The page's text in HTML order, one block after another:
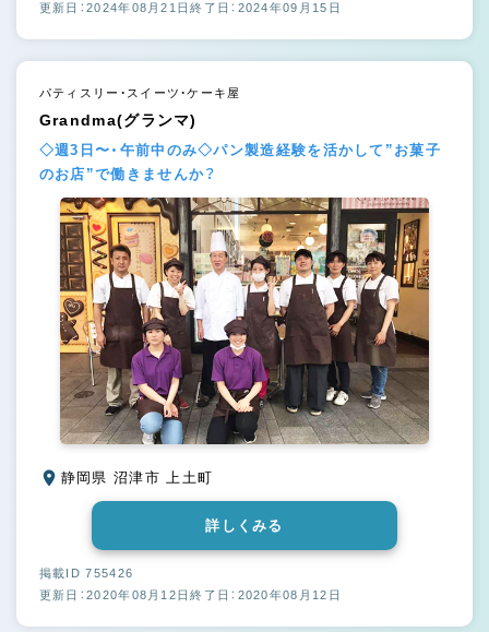
更新日：2024年08月21日終了日：2024年09月15日
パティスリー・スイーツ・ケーキ屋
Grandma(グランマ)
◇週3日〜・午前中のみ◇パン製造経験を活かして”お菓子
のお店”で働きませんか？
静岡県 沼津市 上土町
詳しくみる
掲載ID 755426
更新日：2020年08月12日終了日：2020年08月12日